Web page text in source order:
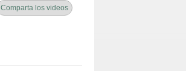
Comparta los videos